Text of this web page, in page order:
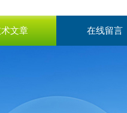
文章 在线留言